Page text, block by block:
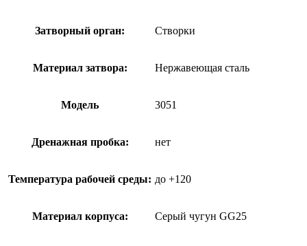
Затворный орган: Створки
Материал затвора: Нержавеющая сталь
Модель 3051
Дренажная пробка: нет
Температура рабочей среды: до +120
Материал корпуса: Серый чугун GG25